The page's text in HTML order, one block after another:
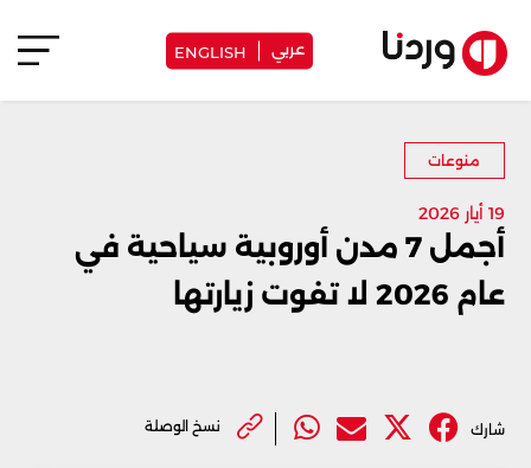
عربي ENGLISH
منوعات
19 أيار 2026
أجمل 7 مدن أوروبية سياحية في
عام 2026 لا تفوت زيارتها
شارك نسخ الوصلة